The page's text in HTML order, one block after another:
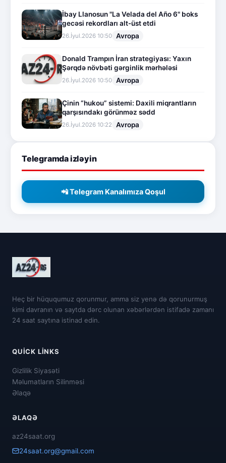
İbay Llanosun "La Velada del Año 6" boks
gecəsi rekordları alt-üst etdi
26.İyul.2026 10:50 Avropa
Donald Trampın İran strategiyası: Yaxın
Şərqdə növbəti gərginlik mərhələsi
26.İyul.2026 10:50 Avropa
Çinin “hukou” sistemi: Daxili miqrantların
qarşısındakı görünməz sədd
26.İyul.2026 10:22 Avropa
Telegramda izləyin
📲 Telegram Kanalımıza Qoşul
Heç bir hüququmuz qorunmur, amma siz yenə də qorunurmuş
kimi davranın və saytda dərc olunan xəbərlərdən istifadə zamanı
24 saat saytına istinad edin.
QUICK LINKS
Gizlilik Siyasəti
Məlumatların Silinməsi
Əlaqə
ƏLAQƏ
az24saat.org
24saat.org@gmail.com